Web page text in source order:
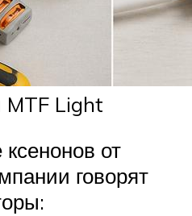
Light
от
говорят